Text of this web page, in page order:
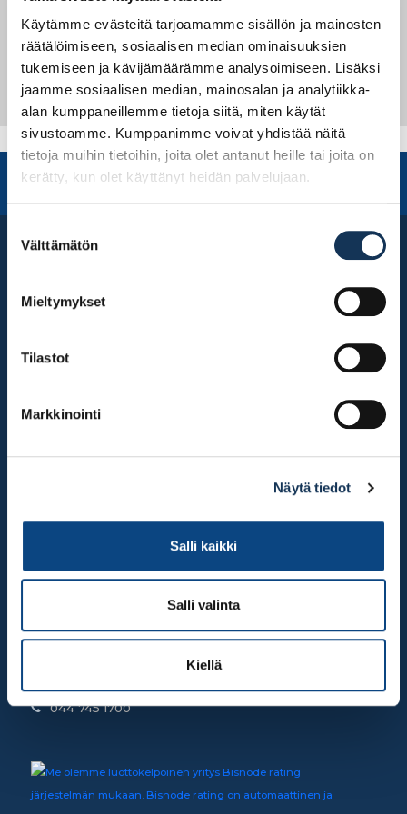
Käytämme evästeitä tarjoamamme sisällön ja mainosten
räätälöimiseen, sosiaalisen median ominaisuuksien
tukemiseen ja kävijämäärämme analysoimiseen. Lisäksi
jaamme sosiaalisen median, mainosalan ja analytiikka-
alan kumppaneillemme tietoja siitä, miten käytät
sivustoamme. Kumppanimme voivat yhdistää näitä
tietoja muihin tietoihin, joita olet antanut heille tai joita on
kerätty, kun olet käyttänyt heidän palvelujaan.
valinta
Välttämätön
Mieltymykset
Tilastot
Markkinointi
Näytä tiedot
Salli kaikki
Salli valinta
Kiellä
toimittaa. Sivustoa päivitetään jatkuvasti.
Artikkelien selaus
KEHITIMME UUDENLAISEN
PAKKAUSLAATIKON JALOA FOLD:N
HANKIMME UUDET
TOIMITILAT
SISUSTAJAN JA RAKENTAJAN KUMPPANI,
KUN HALUAT ONNISTUA KERRALLA
Su: Suljettu
Ruutihaantie 3, 84100 Ylivieska
044 745 1700